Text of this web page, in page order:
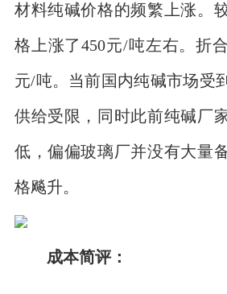
材料纯碱价格的频繁上涨。
格上涨了450元/吨左右。折
元/吨。当前国内纯碱市场受
供给受限，同时此前纯碱厂
低，偏偏玻璃厂并没有大量
格飚升。
成本简评：